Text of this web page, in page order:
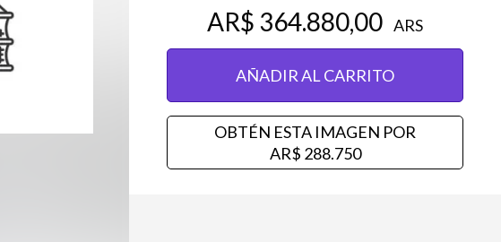
AR$ 364.880,00 ARS
AÑADIR AL CARRITO
OBTÉN ESTA IMAGEN POR
AR$ 288.750